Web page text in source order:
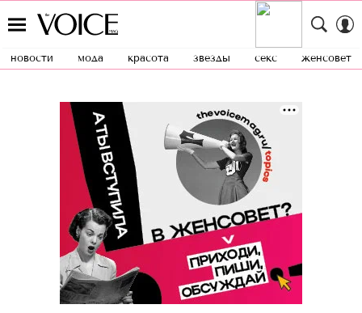
новости мода красота звезды секс женсовет